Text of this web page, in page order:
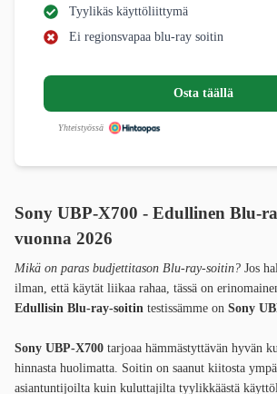
Tyylikäs käyttöliittymä
Ei regionsvapaa blu-ray soitin
Osta täällä
Yhteistyössä
Sony UBP-X700 - Edullinen Blu-
vuonna 2026
Mikä on paras budjettitason Blu-ray-soitin? Jos
ilman, että käytät liikaa rahaa, tässä on
Edullisin Blu-ray-soitin testissämme on Sony
Sony UBP-X700 tarjoaa hämmästyttävän hyvän
hinnasta huolimatta. Soitin on saanut kiitosta
asiantuntijoilta kuin kuluttajilta tyylikkäästä